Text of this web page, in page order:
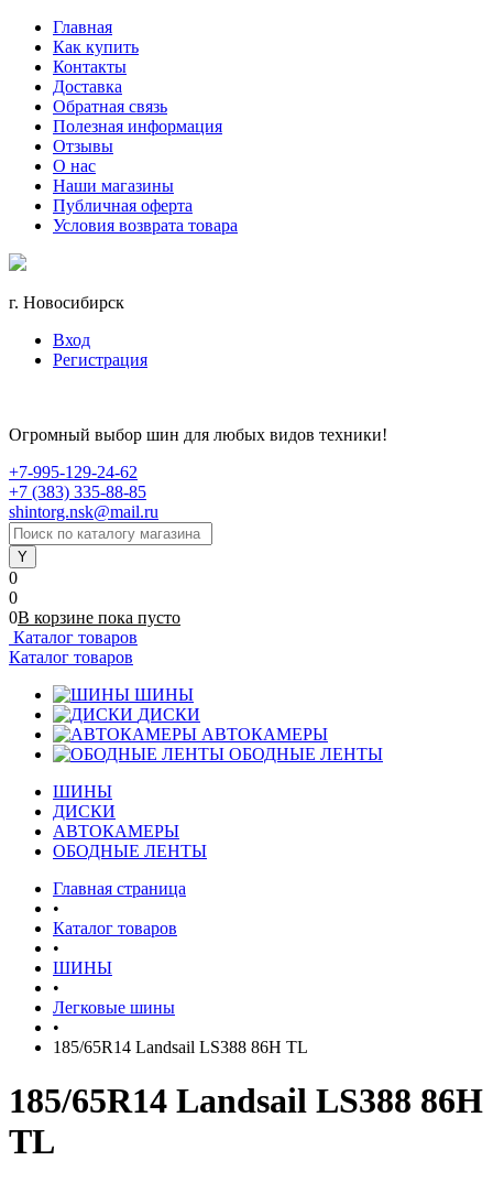
Главная
Как купить
Контакты
Доставка
Обратная связь
Полезная информация
Отзывы
О нас
Наши магазины
Публичная оферта
Условия возврата товара
г. Новосибирск
Вход
Регистрация
Огромный выбор шин для любых видов техники!
+7-995-129-24-62
+7 (383) 335-88-85
shintorg.nsk@mail.ru
0
0
0В корзине пока пусто
Каталог товаров
Каталог товаров
ШИНЫ
ДИСКИ
АВТОКАМЕРЫ
ОБОДНЫЕ ЛЕНТЫ
ШИНЫ
ДИСКИ
АВТОКАМЕРЫ
ОБОДНЫЕ ЛЕНТЫ
Главная страница
•
Каталог товаров
•
ШИНЫ
•
Легковые шины
•
185/65R14 Landsail LS388 86H TL
185/65R14 Landsail LS388 86H
TL